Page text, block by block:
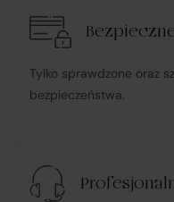
Tylko sprawdzone oraz
bezpieczeństwa.